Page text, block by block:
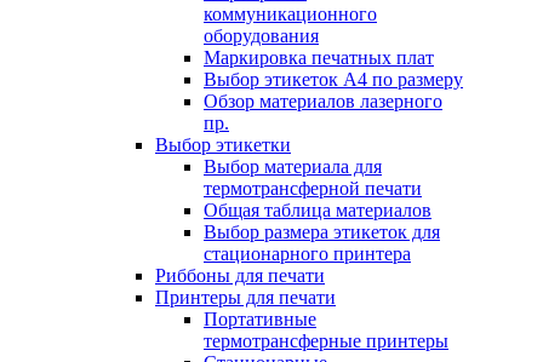
коммуникационного
оборудования
Маркировка печатных плат
Выбор этикеток А4 по размеру
Обзор материалов лазерного
пр.
Выбор этикетки
Выбор материала для
термотрансферной печати
Общая таблица материалов
Выбор размера этикеток для
стационарного принтера
Риббоны для печати
Принтеры для печати
Портативные
термотрансферные принтеры